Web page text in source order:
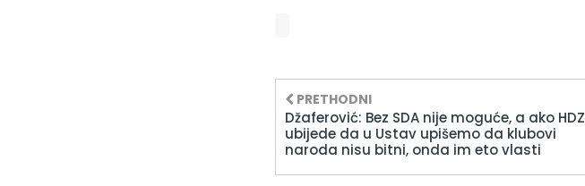
PRETHODNI
Džaferović: Bez SDA nije moguće, a ako HDZ
ubijede da u Ustav upišemo da klubovi
naroda nisu bitni, onda im eto vlasti